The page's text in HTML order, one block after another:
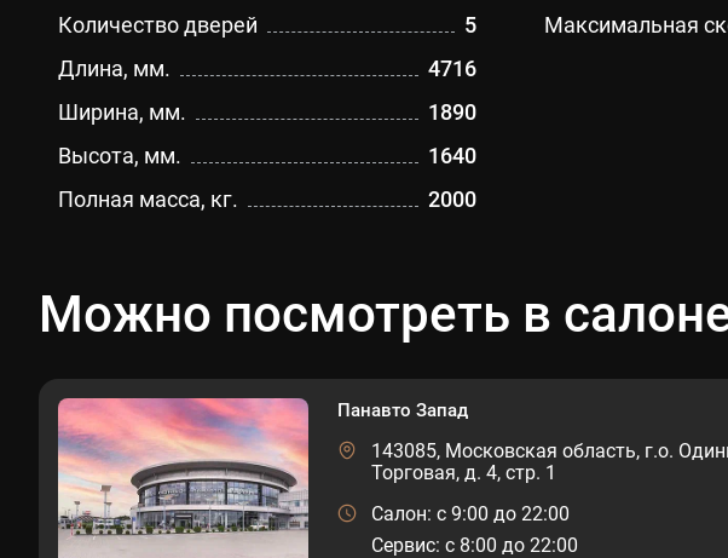
Количество дверей
5
Длина, мм.
4716
Ширина, мм.
1890
Высота, мм.
1640
Полная масса, кг.
2000
Максимальная
Можно посмотреть в
Панавто Запад
143085, Московская область, г.о.
Торговая, д. 4, стр. 1
Салон: c 9:00 до 22:00
Сервис: c 8:00 до 22:00